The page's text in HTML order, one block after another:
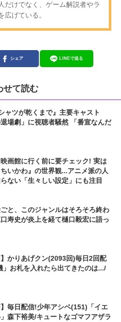
だけでなく、ゲーム解説者やラ
広げている。
シェア LINEで送る
せて読む
ャツが乾くまで』主要キャスト
退場劇」に視聴者騒然 「番宣なんだ
画館に行く前に要チェック! 実は
いかわ』の世界観...アニメ派の人
ない「生々しい設定」にも注目
ごと、このジャンルはそろそろ終わ
寿史が炎上を経て樋口毅宏に語っ
】かりあげクン(2093回)毎日2回配
」お札を入れたら出てきたのは.../
】毎日配信!少年アシベ(151)「イエ
森下裕美/キュートなゴマフアザラ